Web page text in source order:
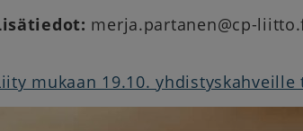
merja.partanen@cp-
mukaan 19.10. yhdistyskahveille